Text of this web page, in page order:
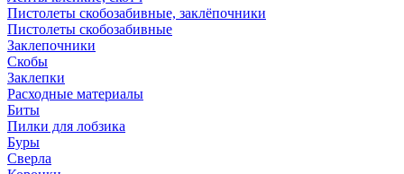
Пистолеты скобозабивные, заклёпочники
Пистолеты скобозабивные
Заклепочники
Скобы
Заклепки
Расходные материалы
Биты
Пилки для лобзика
Буры
Сверла